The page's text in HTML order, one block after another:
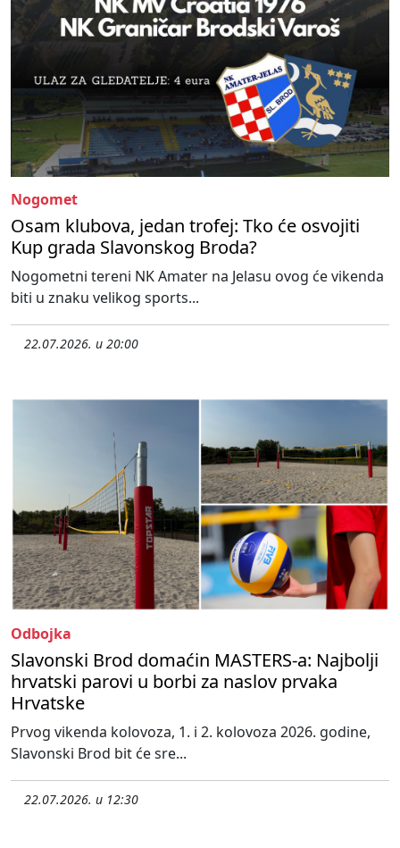
Nogomet
Osam klubova, jedan trofej: Tko će osvojiti
Kup grada Slavonskog Broda?
Nogometni tereni NK Amater na Jelasu ovog će vikenda
biti u znaku velikog sports...
22.07.2026. u 20:00
Odbojka
Slavonski Brod domaćin MASTERS-a: Najbolji
hrvatski parovi u borbi za naslov prvaka
Hrvatske
Prvog vikenda kolovoza, 1. i 2. kolovoza 2026. godine,
Slavonski Brod bit će sre...
22.07.2026. u 12:30